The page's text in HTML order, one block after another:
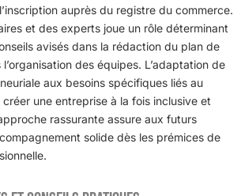
auprès du registre du commerce.
et des experts joue un rôle déterminant
avisés dans la rédaction du plan de
des équipes. L’adaptation de
aux besoins spécifiques liés au
une entreprise à la fois inclusive et
rassurante assure aux futurs
solide dès les prémices de